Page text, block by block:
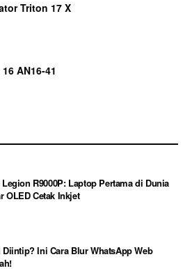
Triton 17 X
AN16-41
R9000P: Laptop Pertama di Dunia
OLED Cetak Inkjet
Diintip? Ini Cara Blur WhatsApp Web